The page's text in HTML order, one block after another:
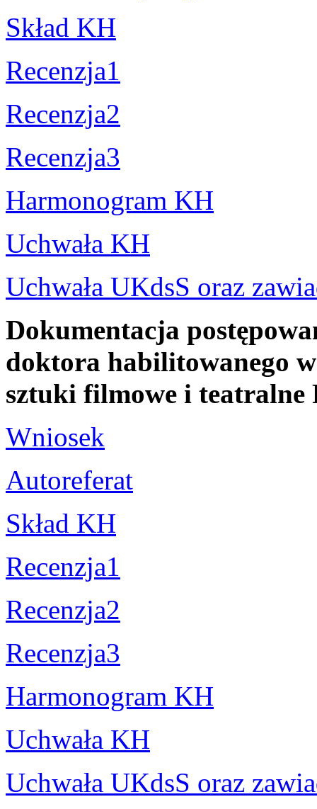
Skład KH
Recenzja1
Recenzja2
Recenzja3
Harmonogram KH
Uchwała KH
Uchwała UKdsS oraz
Dokumentacja
doktora habilitowanego
sztuki filmowe i teatralne
Wniosek
Autoreferat
Skład KH
Recenzja1
Recenzja2
Recenzja3
Harmonogram KH
Uchwała KH
Uchwała UKdsS oraz